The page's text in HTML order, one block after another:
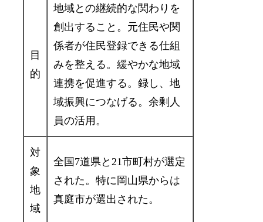
目
的
地域との継続的な関わりを
創出すること。元住民や関
係者が住民登録できる仕組
みを整える。緩やかな地域
連携を促進する。録し、地
域振興につなげる。余剰人
員の活用。
対
象
地
域
全国7道県と21市町村が選定
された。特に岡山県からは
真庭市が選出された。